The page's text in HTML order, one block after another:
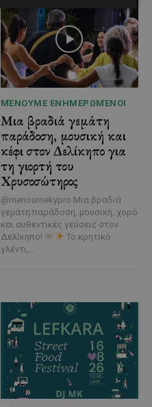
ΜΈΝΟΥΜΕ ΕΝΗΜΕΡΩΜΈΝΟΙ
Μια βραδιά γεμάτη
παράδοση, μουσική και
κέφι στον Δελίκηπο για
τη γιορτή του
Χρυσοσώτηρος
@menoumekypro Μια βραδιά
γεμάτη παράδοση, μουσική, χορό
και αυθεντικές γεύσεις στον
Δελίκηπο!
Το κρητικό
γλέντι,...